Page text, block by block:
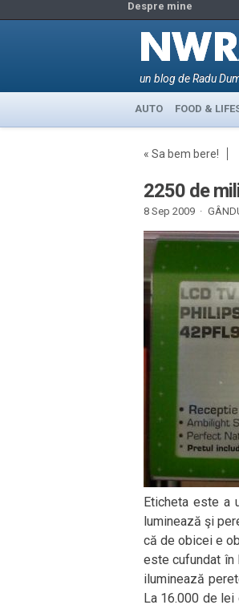
Despre mine
un blog de Radu
AUTO FOOD &
« Sa bem bere!
2250 de
8 Sep 2009 ·
Eticheta este a
luminează şi
că de obicei e
este cufundat în
iluminează
La 16.000 de